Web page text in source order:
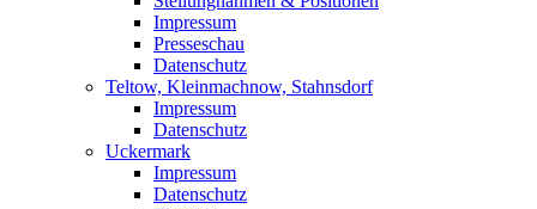
Impressum
Presseschau
Datenschutz
Teltow, Kleinmachnow, Stahnsdorf
Impressum
Datenschutz
Uckermark
Impressum
Datenschutz